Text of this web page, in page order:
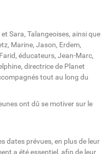
Sara, Talangeoises, ainsi que
Marine, Jason, Erdem,
éducateurs, Jean-Marc,
directrice de Planet
tout au long du
ont dû se motiver sur le
dates prévues, en plus de leur
a été essentiel, afin de leur